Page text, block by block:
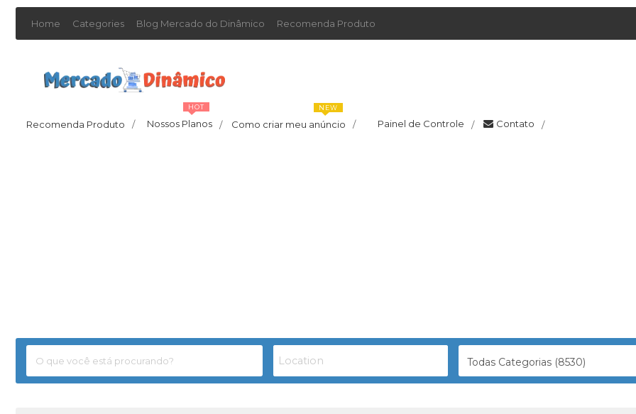
Home Categories Blog Mercado do Dinâmico Recomenda Produto
Recomenda Produto / Nossos Planos /
HOT
Como criar meu anúncio /
NEW
Painel de Controle / Contato /
Todas Categorias (8530)